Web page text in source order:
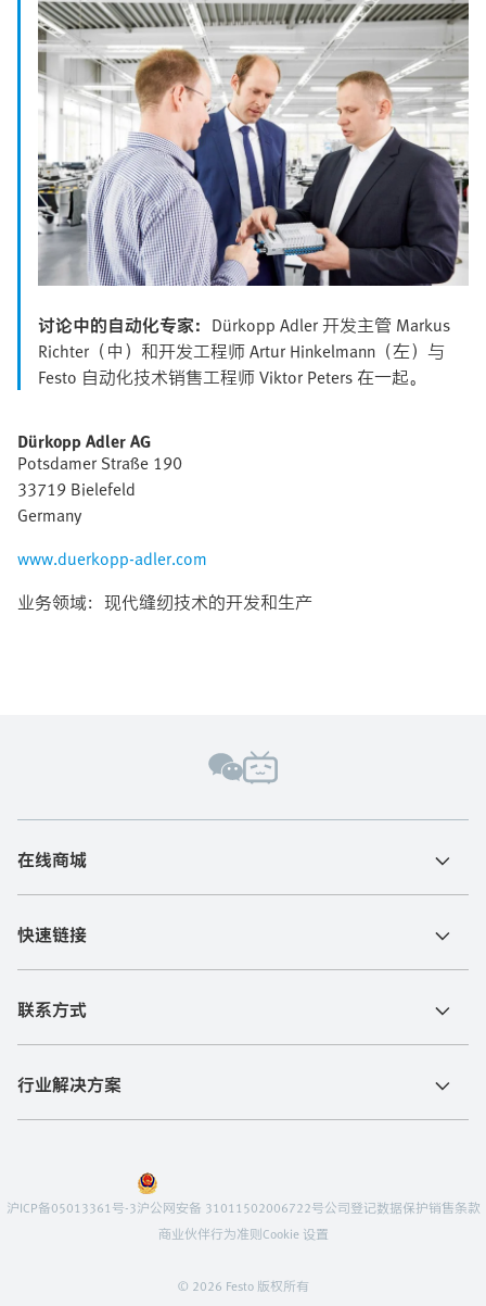
讨论中的自动化专家： Dürkopp Adler 开发主管 Markus
Richter（中）和开发工程师 Artur Hinkelmann（左）与
Festo 自动化技术销售工程师 Viktor Peters 在一起。
Dürkopp Adler AG
Potsdamer Straße 190
33719 Bielefeld
Germany
www.duerkopp-adler.com
业务领域：现代缝纫技术的开发和生产
在线商城
快速链接
联系方式
行业解决方案
© 2026 Festo 版权所有
沪ICP备05013361号-3沪公网安备 31011502006722号公司登记数据保护销售条款
商业伙伴行为准则Cookie 设置